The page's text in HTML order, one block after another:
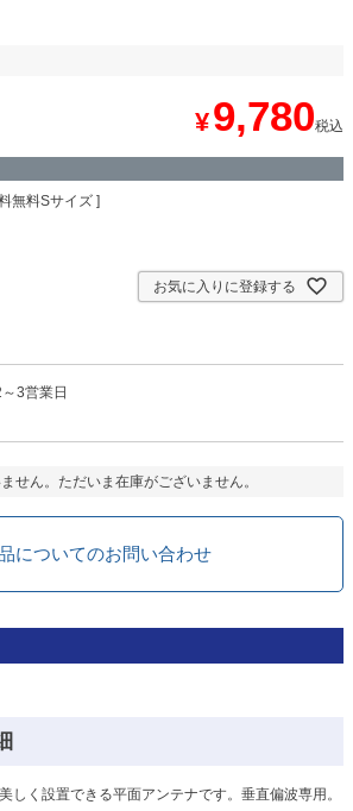
¥9,780税込
無料Sサイズ
お気に入りに登録する
3営業日
せん。ただいま在庫がございません。
についてのお問い合わせ
しく設置できる平面アンテナです。垂直偏波専用。